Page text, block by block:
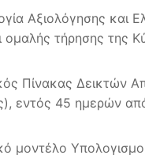
Αξιολόγησης και
ομαλής τήρησης της
Πίνακας Δεικτών
εντός 45 ημερών
μοντέλο